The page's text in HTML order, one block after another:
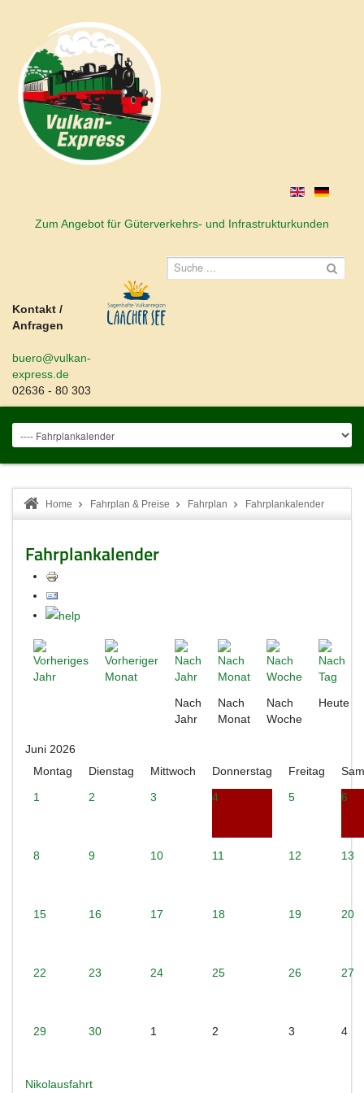
Zum Angebot für Güterverkehrs- und Infrastrukturkunden
Kontakt /
Anfragen
buero@vulkan-
express.de
02636 - 80 303
Home Fahrplan & Preise Fahrplan Fahrplankalender
Fahrplankalender
Nach
Jahr
Nach
Monat
Nach
Woche
Heute
Juni 2026
Montag
Dienstag Mittwoch Donnerstag Freitag
1
2 3 4 5 6
8 9 10 11 12 13
15 16 17 18 19 20
22 23 24 25 26 27
29 30 1 2 3 4
Nikolausfahrt